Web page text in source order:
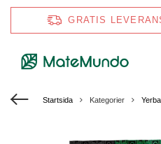
GRATIS
Startsida Kategorier